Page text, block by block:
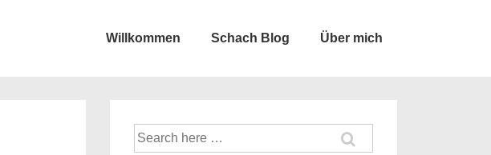
Willkommen Schach Blog Über mich
Suche
nach: